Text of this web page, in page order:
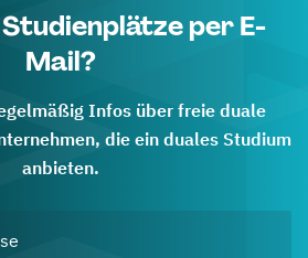
per E-
Mail?
Infos über freie duale
die ein duales Studium
anbieten.